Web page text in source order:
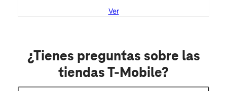
Ver
¿Tienes preguntas sobre las
tiendas T-Mobile?